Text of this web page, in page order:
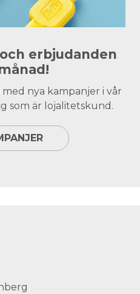
erbjudanden
nya kampanjer i vår
som är lojalitetskund.